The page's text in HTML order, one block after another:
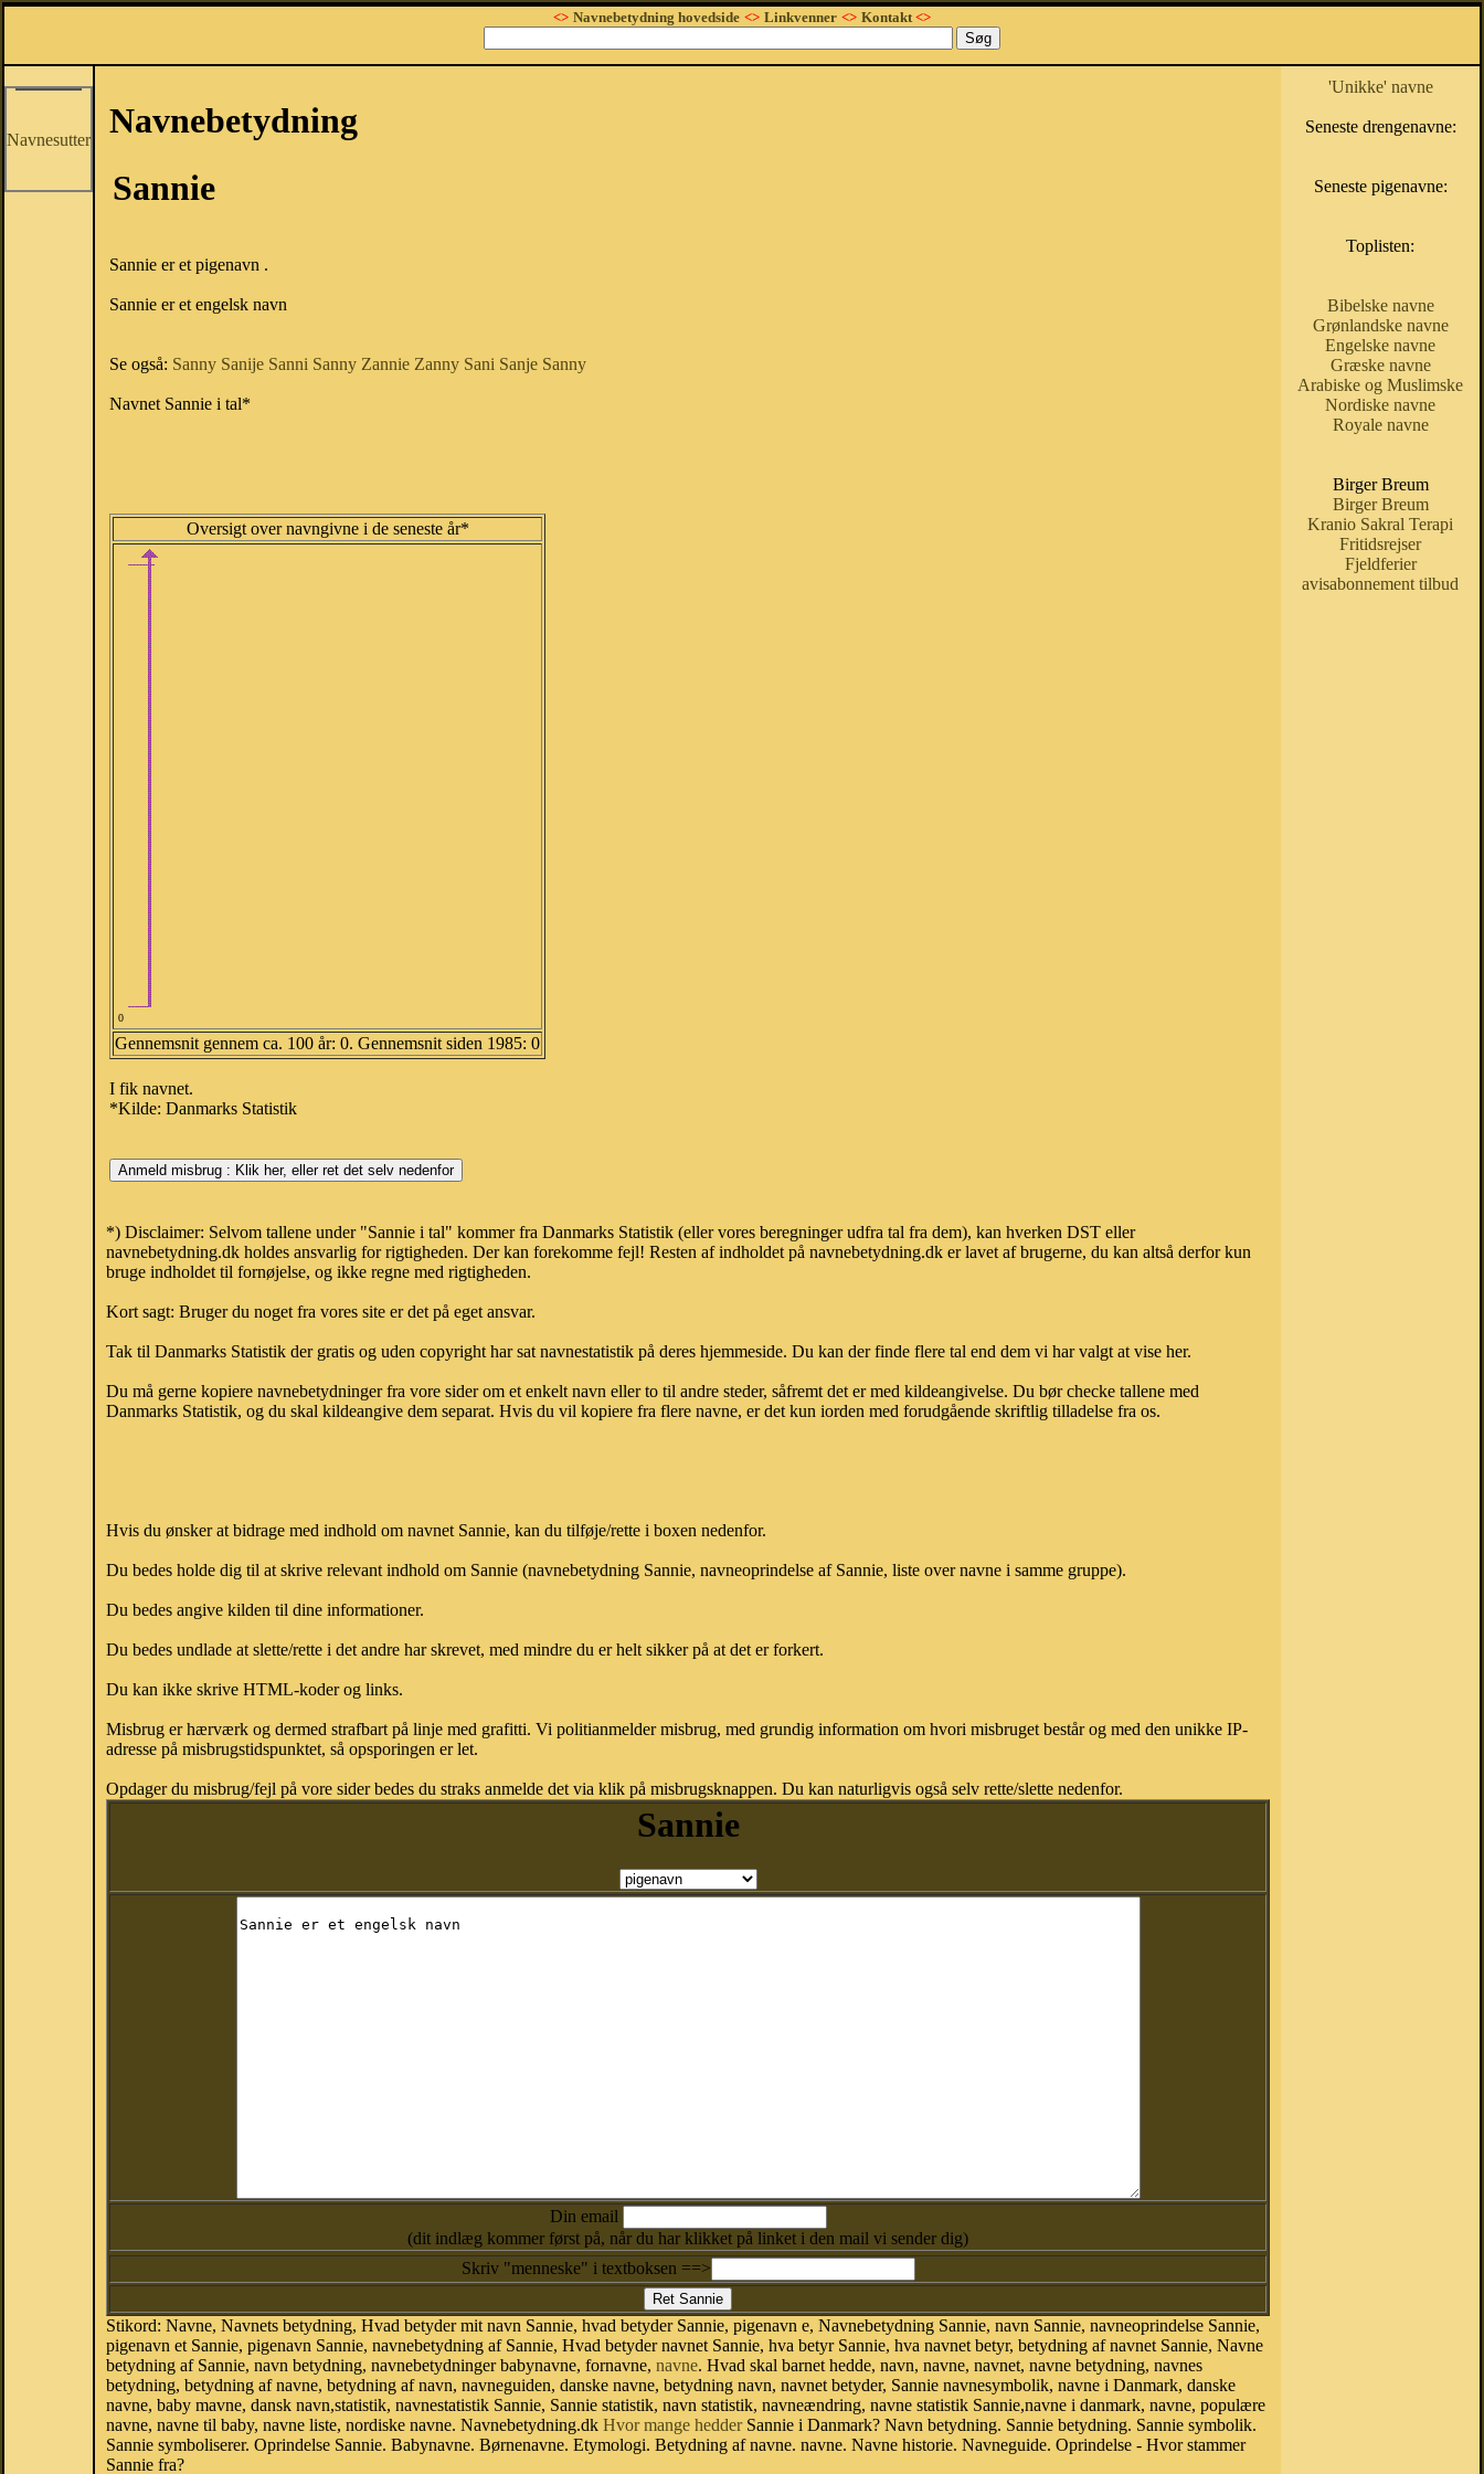
<> Navnebetydning hovedside <> Linkvenner <> Kontakt<>
Navnesutter
Navnebetydning
Sannie
Sannie er et pigenavn .
Sannie er et engelsk navn
Se også: Sanny Sanije Sanni Sanny Zannie Zanny Sani Sanje Sanny
Navnet Sannie i tal*
Oversigt over navngivne i de seneste år*
0
Gennemsnit gennem ca. 100 år: 0. Gennemsnit siden 1985: 0
I fik navnet.
*Kilde: Danmarks Statistik
*) Disclaimer: Selvom tallene under "Sannie i tal" kommer fra Danmarks Statistik (eller vores beregninger udfra tal fra dem), kan hverken DST eller
navnebetydning.dk holdes ansvarlig for rigtigheden. Der kan forekomme fejl! Resten af indholdet på navnebetydning.dk er lavet af brugerne, du kan altså derfor kun
bruge indholdet til fornøjelse, og ikke regne med rigtigheden.
Kort sagt: Bruger du noget fra vores site er det på eget ansvar.
Tak til Danmarks Statistik der gratis og uden copyright har sat navnestatistik på deres hjemmeside. Du kan der finde flere tal end dem vi har valgt at vise her.
Du må gerne kopiere navnebetydninger fra vore sider om et enkelt navn eller to til andre steder, såfremt det er med kildeangivelse. Du bør checke tallene med
Danmarks Statistik, og du skal kildeangive dem separat. Hvis du vil kopiere fra flere navne, er det kun iorden med forudgående skriftlig tilladelse fra os.
Hvis du ønsker at bidrage med indhold om navnet Sannie, kan du tilføje/rette i boxen nedenfor.
Du bedes holde dig til at skrive relevant indhold om Sannie (navnebetydning Sannie, navneoprindelse af Sannie, liste over navne i samme gruppe).
Du bedes angive kilden til dine informationer.
Du bedes undlade at slette/rette i det andre har skrevet, med mindre du er helt sikker på at det er forkert.
Du kan ikke skrive HTML-koder og links.
Misbrug er hærværk og dermed strafbart på linje med grafitti. Vi politianmelder misbrug, med grundig information om hvori misbruget består og med den unikke IP-
adresse på misbrugstidspunktet, så opsporingen er let.
Opdager du misbrug/fejl på vore sider bedes du straks anmelde det via klik på misbrugsknappen. Du kan naturligvis også selv rette/slette nedenfor.
Sannie
Din email
(dit indlæg kommer først på, når du har klikket på linket i den mail vi sender dig)
Skriv "menneske" i textboksen ==>
Stikord: Navne, Navnets betydning, Hvad betyder mit navn Sannie, hvad betyder Sannie, pigenavn e, Navnebetydning Sannie, navn Sannie, navneoprindelse Sannie,
pigenavn et Sannie, pigenavn Sannie, navnebetydning af Sannie, Hvad betyder navnet Sannie, hva betyr Sannie, hva navnet betyr, betydning af navnet Sannie, Navne
betydning af Sannie, navn betydning, navnebetydninger babynavne, fornavne, navne. Hvad skal barnet hedde, navn, navne, navnet, navne betydning, navnes
betydning, betydning af navne, betydning af navn, navneguiden, danske navne, betydning navn, navnet betyder, Sannie navnesymbolik, navne i Danmark, danske
navne, baby mavne, dansk navn,statistik, navnestatistik Sannie, Sannie statistik, navn statistik, navneændring, navne statistik Sannie,navne i danmark, navne, populære
navne, navne til baby, navne liste, nordiske navne. Navnebetydning.dk Hvor mange hedderSannie i Danmark? Navn betydning. Sannie betydning. Sannie symbolik.
Sannie symboliserer. Oprindelse Sannie. Babynavne. Børnenavne. Etymologi. Betydning af navne. navne. Navne historie. Navneguide. Oprindelse - Hvor stammer
Sannie fra?
'Unikke' navne
Seneste drengenavne:
Seneste pigenavne:
Toplisten:
Bibelske navne
Grønlandske navne
Engelske navne
Græske navne
Arabiske og Muslimske
Nordiske navne
Royale navne
Birger Breum
Birger Breum
Kranio Sakral Terapi
Fritidsrejser
Fjeldferier
avisabonnement tilbud